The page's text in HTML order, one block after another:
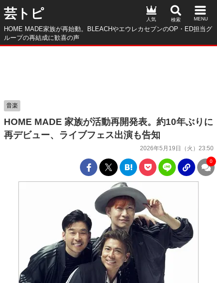
芸トピ
HOME MADE家族が再始動。BLEACHやエウレカセブンのOP・ED担当グ
ループの再結成に歓喜の声
人気
HOME MADE 家族が活動再開発表。約10年ぶりに
再デビュー、ライブフェス出演も告知
2026年5月19日（火）23:50
音楽
0